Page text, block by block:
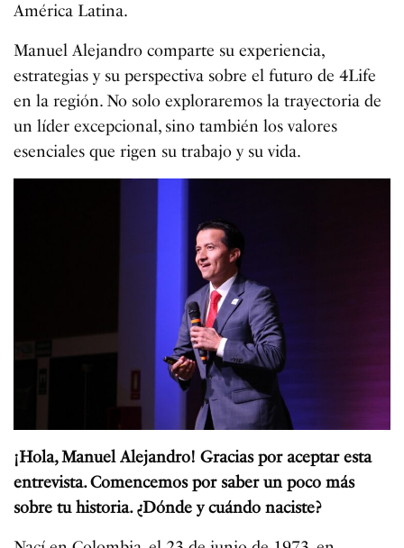
América Latina.
Manuel Alejandro comparte su experiencia,
estrategias y su perspectiva sobre el futuro de 4Life
en la región. No solo exploraremos la trayectoria de
un líder excepcional, sino también los valores
esenciales que rigen su trabajo y su vida.
¡Hola, Manuel Alejandro! Gracias por aceptar esta
entrevista. Comencemos por saber un poco más
sobre tu historia. ¿Dónde y cuándo naciste?